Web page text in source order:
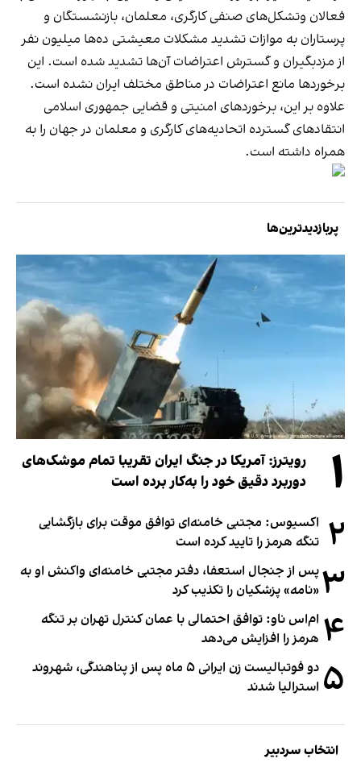
فعالان وتشکل‌های صنفی کارگری، معلمان، بازنشستگان و
پرستاران به موازات تشدید مشکلات معیشتی ده‌ها میلیون نفر
از مزدبگیران و گسترش اعتراضات آن‌ها تشدید شده است. این‌
برخوردها مانع اعتراضات در مناطق مختلف ایران نشده است.
علاوه بر این، برخوردهای امنیتی و قضایی جمهوری اسلامی
انتقادهای گسترده اتحادیه‌های کارگری و معلمان در جهان را به
همراه داشته است.
پربازدیدترین‌ها
۱
رویترز: آمریکا در جنگ ایران تقریبا تمام موشک‌های
دوربرد دقیق خود را به‌کار برده است
۲ اکسیوس: مجتبی خامنه‌ای توافق موقت برای بازگشایی
تنگه هرمز را تایید کرده است
۳پس از جنجال استعفا، دفتر مجتبی خامنه‌ای واکنش او به
«نامه» پزشکیان را تکذیب کرد
۴ ام‌اس ناو: توافق احتمالی با عمان کنترل تهران بر تنگه
هرمز را افزایش می‌دهد
۵
دو فوتبالیست زن ایرانی ۵ ماه پس از پناهندگی، شهروند
استرالیا شدند
انتخاب سردبیر